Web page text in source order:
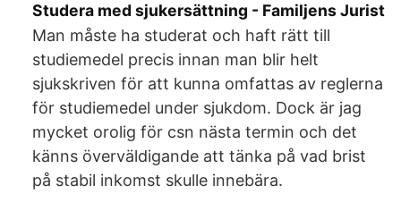
Studera med sjukersättning - Familjens Jurist
Man måste ha studerat och haft rätt till
studiemedel precis innan man blir helt
sjukskriven för att kunna omfattas av reglerna
för studiemedel under sjukdom. Dock är jag
mycket orolig för csn nästa termin och det
känns överväldigande att tänka på vad brist
på stabil inkomst skulle innebära.